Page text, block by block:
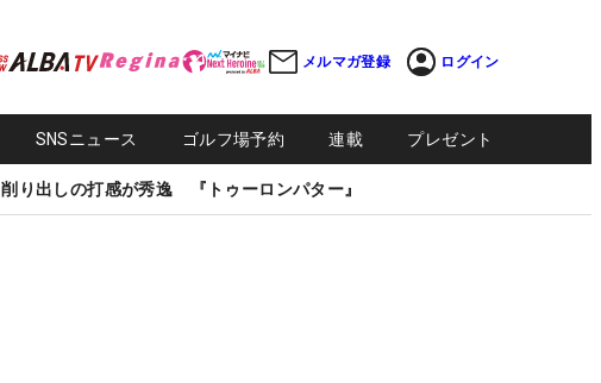
メルマガ登録 ログイン
SNSニュース ゴルフ場予約 連載 プレゼント
削り出しの打感が秀逸 『トゥーロンパター』